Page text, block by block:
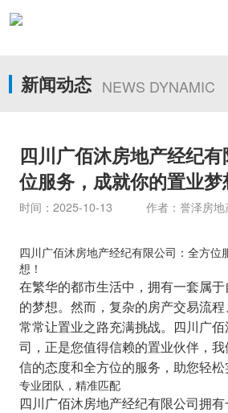
新闻动态 NEWS DYNAMIC
四川广佰沐房地产经纪
位服务，成就你的置业梦
时间：2025-10-13 作者：誉泽房
四川广佰沐房地产经纪有限公司：全方位
想！
在繁华的都市生活中，拥有一套属
的梦想。然而，复杂的房产交易流程
常常让置业之路充满挑战。四川广
司，正是您值得信赖的置业伙伴，
信的态度和全方位的服务，助您轻松
专业团队，精准匹配
四川广佰沐房地产经纪有限公司拥